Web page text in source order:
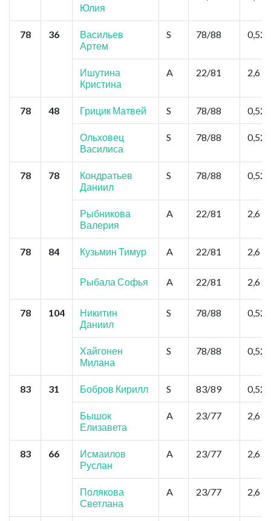
Юлия
78 36
Васильев
Артем
S 78/88 0,52
Ишутина
Кристина
A 22/81 2,6
78 48 Грицик Матвей S 78/88 0,52
Ольховец
Василиса
S 78/88 0,52
78 78
Кондратьев
Даниил
S 78/88 0,52
Рыбникова
Валерия
A 22/81 2,6
78 84 Кузьмин Тимур A 22/81 2,6
Рыбала Софья A 22/81 2,6
78 104
Никитин
Даниил
S 78/88 0,52
Хайгонен
Милана
S 78/88 0,52
83 31 Бобров Кирилл S 83/89 0,52
Бышок
Елизавета
A 23/77 2,6
83 66
Исмаилов
Руслан
A 23/77 2,6
Полякова
Светлана
A 23/77 2,6